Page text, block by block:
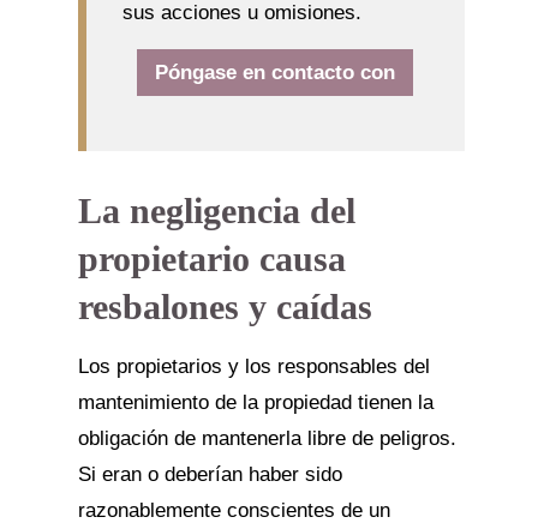
sus acciones u omisiones.
Póngase en contacto con
La negligencia del
propietario causa
resbalones y caídas
Los propietarios y los responsables del
mantenimiento de la propiedad tienen la
obligación de mantenerla libre de peligros.
Si eran o deberían haber sido
razonablemente conscientes de un